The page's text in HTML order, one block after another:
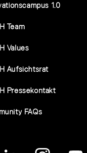
1.0
Team
Values
Aufsichtsrat
Pressekontakt
FAQs